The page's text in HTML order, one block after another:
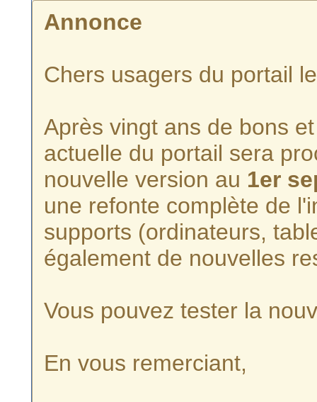
Annonce
Chers usagers du portail
Après vingt ans de bons
actuelle du portail sera
nouvelle version au 1er
une refonte complète de
supports (ordinateurs,
également de nouvelles
Vous pouvez tester la
En vous remerciant,